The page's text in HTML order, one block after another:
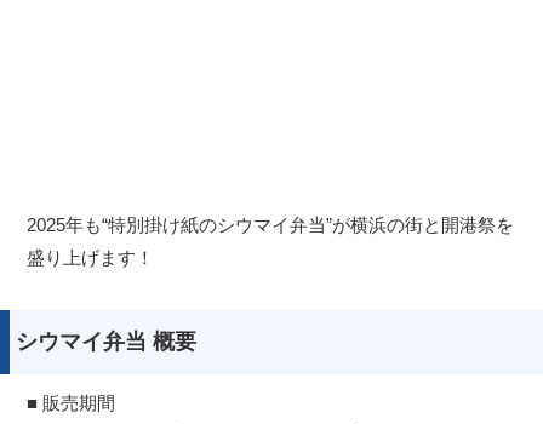
2025年も“特別掛け紙のシウマイ弁当”が横浜の街と開港祭を
盛り上げます！
シウマイ弁当 概要
■ 販売期間